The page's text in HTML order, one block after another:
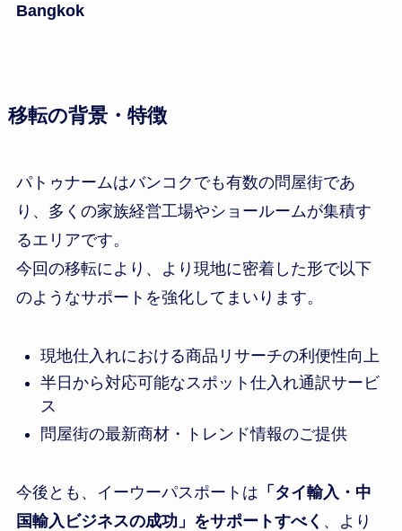
Bangkok
移転の背景・特徴
パトゥナームはバンコクでも有数の問屋街であ
り、多くの家族経営工場やショールームが集積す
るエリアです。
今回の移転により、より現地に密着した形で以下
のようなサポートを強化してまいります。
現地仕入れにおける商品リサーチの利便性向上
半日から対応可能なスポット仕入れ通訳サービ
ス
問屋街の最新商材・トレンド情報のご提供
今後とも、イーウーパスポートは 「タイ輸入・中
国輸入ビジネスの成功」をサポートすべく 、より